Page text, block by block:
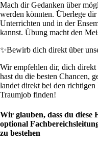
Mach dir Gedanken über
werden könnten. Überlege
Unterrichten und in der
kannst. Übung macht den
✨Bewirb dich direkt über
Wir empfehlen dir, dich direkt
hast du die besten Chancen,
landet direkt bei den richtigen
Traumjob finden!
Wir glauben, dass du
optional
zu bestehen